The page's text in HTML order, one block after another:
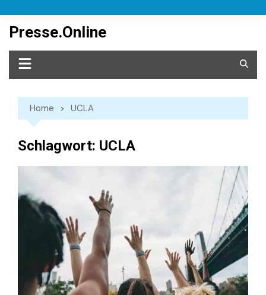
content
Presse.Online
Home UCLA
Schlagwort: UCLA